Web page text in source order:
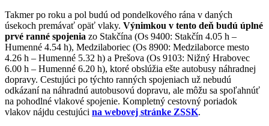
Takmer po roku a pol budú od pondelkového rána v daných
úsekoch premávať opäť vlaky. Výnimkou v tento deň budú úplné
prvé ranné spojenia zo Stakčína (Os 9400: Stakčín 4.05 h –
Humenné 4.54 h), Medzilaboriec (Os 8900: Medzilaborce mesto
4.26 h – Humenné 5.32 h) a Prešova (Os 9103: Nižný Hrabovec
6.00 h – Humenné 6.20 h), ktoré obslúžia ešte autobusy náhradnej
dopravy. Cestujúci po týchto ranných spojeniach už nebudú
odkázaní na náhradnú autobusovú dopravu, ale môžu sa spoľahnúť
na pohodlné vlakové spojenie. Kompletný cestovný poriadok
vlakov nájdu cestujúci na webovej stránke ZSSK.